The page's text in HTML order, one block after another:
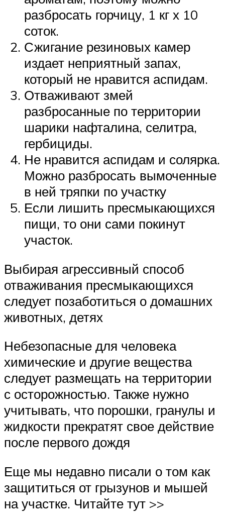
разбросать горчицу, 1 кг х 10
соток.
Сжигание резиновых камер
издает неприятный запах,
который не нравится аспидам.
Отваживают змей
разбросанные по территории
шарики нафталина, селитра,
гербициды.
Не нравится аспидам и солярка.
Можно разбросать вымоченные
в ней тряпки по участку
Если лишить пресмыкающихся
пищи, то они сами покинут
участок.
Выбирая агрессивный способ
отваживания пресмыкающихся
следует позаботиться о домашних
животных, детях
Небезопасные для человека
химические и другие вещества
следует размещать на территории
с осторожностью. Также нужно
учитывать, что порошки, гранулы и
жидкости прекратят свое действие
после первого дождя
Еще мы недавно писали о том как
защититься от грызунов и мышей
на участке. Читайте тут >>